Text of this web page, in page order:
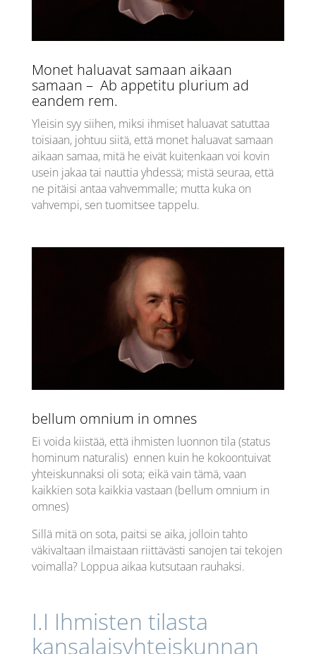
Monet haluavat samaan aikaan
samaan – Ab appetitu plurium ad
eandem rem.
Yleisin syy siihen, miksi ihmiset haluavat satuttaa
toisiaan, johtuu siitä, että monet haluavat samaan
aikaan samaa, mitä he eivät kuitenkaan voi kovin
usein jakaa tai nauttia yhdessä; mistä seuraa, että
ne pitäisi antaa vahvemmalle; mutta kuka on
vahvempi, sen tuomitsee tappelu.
bellum omnium in omnes
Ei voida kiistää, että ihmisten luonnon tila (status
hominum naturalis) ennen kuin he kokoontuivat
yhteiskunnaksi oli sota; eikä vain tämä, vaan
kaikkien sota kaikkia vastaan (bellum omnium in
omnes)
Sillä mitä on sota, paitsi se aika, jolloin tahto
väkivaltaan ilmaistaan ​​riittävästi sanojen tai tekojen
voimalla? Loppua aikaa kutsutaan rauhaksi.
I.I Ihmisten tilasta
kansalaisyhteiskunnan